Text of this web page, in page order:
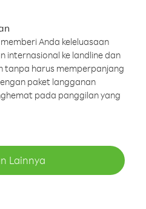
Anda keleluasaan
internasional ke landline dan
tanpa harus memperpanjang
paket langganan
pada panggilan yang
Lainnya